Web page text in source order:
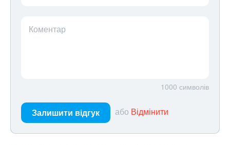
Коментар
1000 символів
Залишити відгук або Відмінити